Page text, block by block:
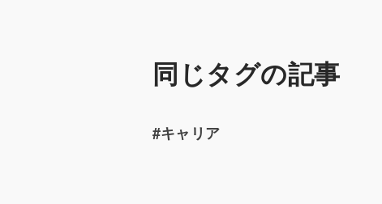
同じタグの記事
#キャリア